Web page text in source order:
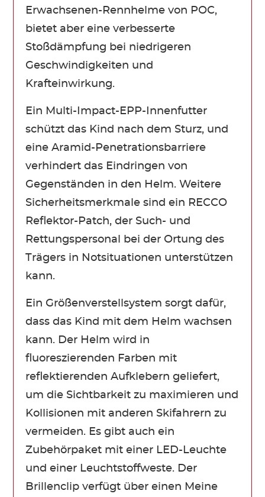
Erwachsenen-Rennhelme von POC,
bietet aber eine verbesserte
Stoßdämpfung bei niedrigeren
Geschwindigkeiten und
Krafteinwirkung.
Ein Multi-Impact-EPP-Innenfutter
schützt das Kind nach dem Sturz, und
eine Aramid-Penetrationsbarriere
verhindert das Eindringen von
Gegenständen in den Helm. Weitere
Sicherheitsmerkmale sind ein RECCO
Reflektor-Patch, der Such- und
Rettungspersonal bei der Ortung des
Trägers in Notsituationen unterstützen
kann.
Ein Größenverstellsystem sorgt dafür,
dass das Kind mit dem Helm wachsen
kann. Der Helm wird in
fluoreszierenden Farben mit
reflektierenden Aufklebern geliefert,
um die Sichtbarkeit zu maximieren und
Kollisionen mit anderen Skifahrern zu
vermeiden. Es gibt auch ein
Zubehörpaket mit einer LED-Leuchte
und einer Leuchtstoffweste. Der
Brillenclip verfügt über einen Meine